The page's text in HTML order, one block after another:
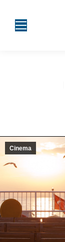
Cinema